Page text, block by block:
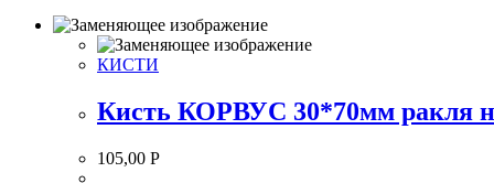
КИСТИ
Кисть КОРВУС 30*70мм ракля
105,00 Р